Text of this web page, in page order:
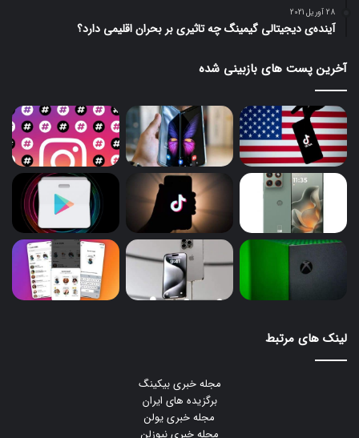
28 آوریل 2021
آینده‌ی دیجیتالی گیمینگ چه تاثیری بر بحران اقلیمی دارد؟
آخرین پست های بازبینی شده
لینک های مرتبط
مجله خبری بیکینگ
برگزیده های ایران
مجله خبری یولن
مجله خبری نیوزلن